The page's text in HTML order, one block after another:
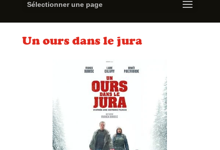
Sélectionner une page
Un ours dans le jura